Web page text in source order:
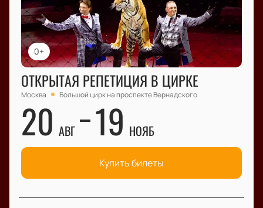
0+
ОТКРЫТАЯ РЕПЕТИЦИЯ В ЦИРКЕ
Москва Большой цирк на проспекте Вернадского
20 АВГ 19 НОЯБ
Купить билеты